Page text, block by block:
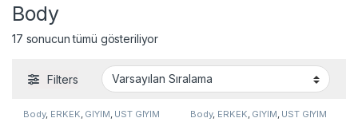
Body
17 sonucun tümü gösteriliyor
Filters
Body, ERKEK, GİYİM, ÜST GİYİM Body, ERKEK, GİYİM, ÜST GİYİM